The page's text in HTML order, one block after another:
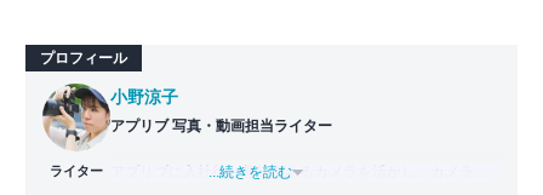
プロフィール
ライター
小野涼子
アプリブ 写真・動画担当ライター
アプリブに入社後、趣味であるカメラを活かし、カメラや
...続きを読む